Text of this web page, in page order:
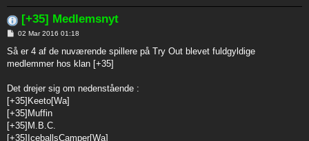
[+35] Medlemsnyt
P
s
02 Mar 2016 01:18
Så er 4 af de nuværende spillere på Try Out blevet fuldgyldige
medlemmer hos klan [+35]
Det drejer sig om nedenstående :
[+35]Keeto[Wa]
[+35]Muffin
[+35]M.B.C.
[+35]IceballsCamper[Wa]